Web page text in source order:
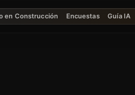
en Construcción Encuestas Guía IA